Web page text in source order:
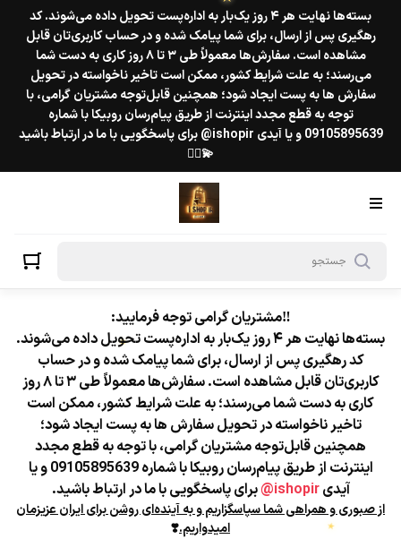
بسته‌ها نهایت هر ۴ روز یک‌بار به اداره‌پست تحویل داده می‌شوند. کد
رهگیری پس از ارسال، برای شما پیامک شده و در حساب کاربری‌تان قابل
مشاهده است. سفارش‌ها معمولاً طی ۳ تا ۸ روز کاری به دست شما
می‌رسند؛ به علت شرایط کشور، ممکن است تاخیر ناخواسته در تحویل
سفارش ها به پست ایجاد شود؛ همچنین قابل‌توجه مشتریان گرامی، با
توجه به قطع مجدد اینترنت از طریق پیام‌رسان روبیکا با شماره
09105895639 و یا آیدی ishopir@ برای پاسخگویی با ما در ارتباط باشید
💫❤️‍🔥
‼️مشتریان گرامی توجه فرمایید:
بسته‌ها نهایت هر ۴ روز یک‌بار به اداره‌پست تحویل داده می‌شوند.
کد رهگیری پس از ارسال، برای شما پیامک شده و در حساب
کاربری‌تان قابل مشاهده است. سفارش‌ها معمولاً طی ۳ تا ۸ روز
کاری به دست شما می‌رسند؛به علت شرایط کشور، ممکن است
تاخیر ناخواسته در تحویل سفارش ها به پست ایجاد شود؛
همچنین قابل‌توجه مشتریان گرامی، با توجه به قطع مجدد
اینترنت از طریق پیام‌رسان روبیکا با شماره 09105895639 و یا
آیدیishopir@ برای پاسخگویی با ما در ارتباط باشید.
از صبوری و همراهی شما سپاسگزاریم و به آینده‌ای روشن برای ایران عزیزمان
امیدواریم.❣️
★
★